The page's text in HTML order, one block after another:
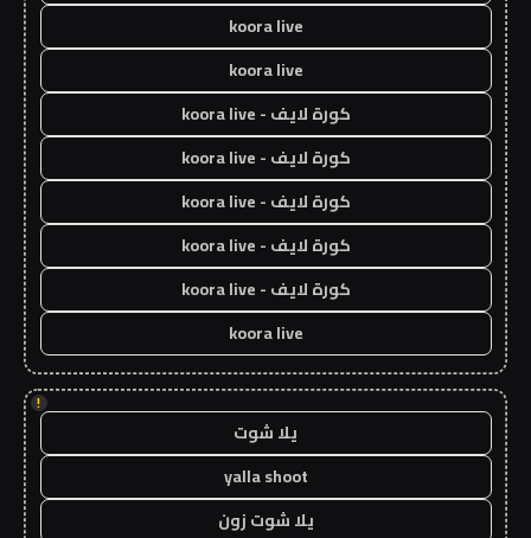
koora live
koora live
كورة لايف - koora live
كورة لايف - koora live
كورة لايف - koora live
كورة لايف - koora live
كورة لايف - koora live
koora live
!
يلا شوت
yalla shoot
يلا شوت زون